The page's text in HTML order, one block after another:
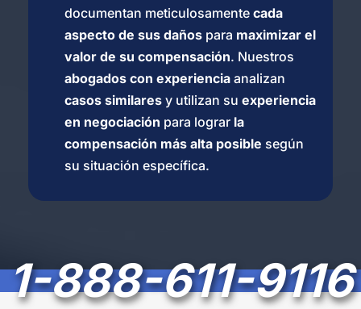
documentan meticulosamente cada
aspecto de sus daños para maximizar el
valor de su compensación. Nuestros
abogados con experiencia analizan
casos similares y utilizan su experiencia
en negociación para lograr la
compensación más alta posible según
su situación específica.
1-888-611-9116
Claremo
3628 Lynoak Dr
#100b, Claremont, CA
91711
Oficina de consulta.
Agende una cita
Abogados de
Lesiones por